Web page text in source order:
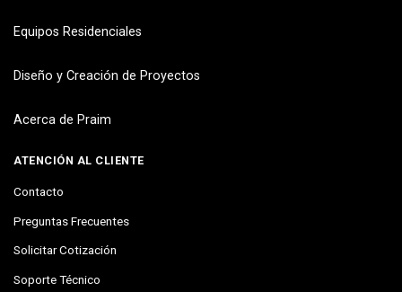
Equipos Residenciales
Diseño y Creación de Proyectos
Acerca de Praim
ATENCIÓN AL CLIENTE
Contacto
Preguntas Frecuentes
Solicitar Cotización
Soporte Técnico